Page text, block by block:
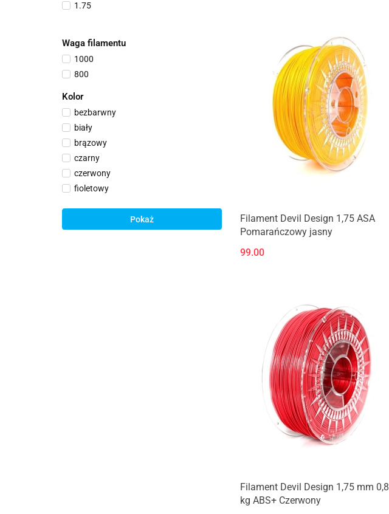
1.75
Waga filamentu
1000
800
Kolor
bezbarwny
biały
brązowy
czarny
czerwony
fioletowy
pomarańczowyPokaż Produkt niedostępny
Filament Devil Design 1,75 ASA
Pomarańczowy jasny
99.00
Filament Devil Design 1,75 mm 0,8
kg ABS+ Czerwony